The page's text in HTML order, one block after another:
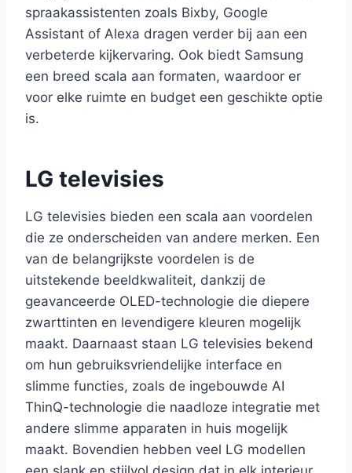
spraakassistenten zoals Bixby, Google
Assistant of Alexa dragen verder bij aan een
verbeterde kijkervaring. Ook biedt Samsung
een breed scala aan formaten, waardoor er
voor elke ruimte en budget een geschikte optie
is.
LG televisies
LG televisies bieden een scala aan voordelen
die ze onderscheiden van andere merken. Een
van de belangrijkste voordelen is de
uitstekende beeldkwaliteit, dankzij de
geavanceerde OLED-technologie die diepere
zwarttinten en levendigere kleuren mogelijk
maakt. Daarnaast staan LG televisies bekend
om hun gebruiksvriendelijke interface en
slimme functies, zoals de ingebouwde AI
ThinQ-technologie die naadloze integratie met
andere slimme apparaten in huis mogelijk
maakt. Bovendien hebben veel LG modellen